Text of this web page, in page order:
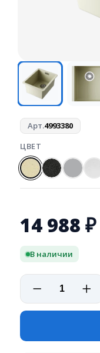
Арт.4993380
ЦВЕТ
14 988 ₽
В наличии